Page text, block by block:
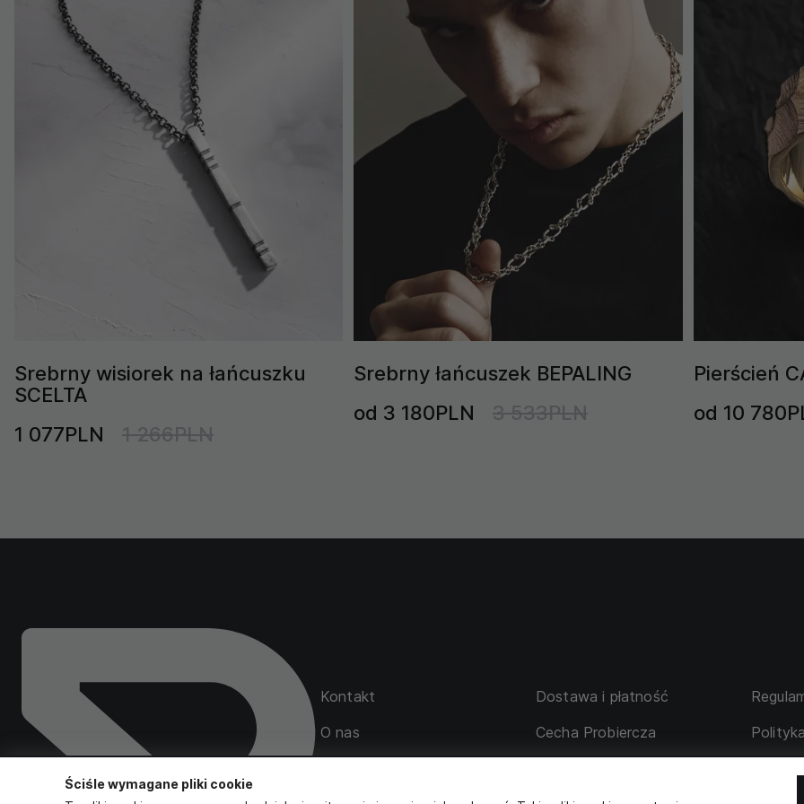
Srebrny wisiorek na łańcuszku
SCELTA
1 077PLN
1 266PLN
Srebrny łańcuszek BEPALING
od 3 180PLN
3 533PLN
Pierścień
od 10
Kontakt Dostawa i płatność
O nas
Cecha Probiercza
Ściśle wymagane pliki cookie